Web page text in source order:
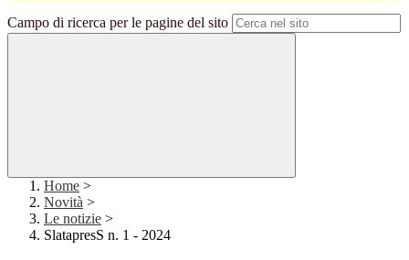
Campo di ricerca per le pagine del sito
Home >
Novità >
Le notizie >
SlatapresS n. 1 - 2024